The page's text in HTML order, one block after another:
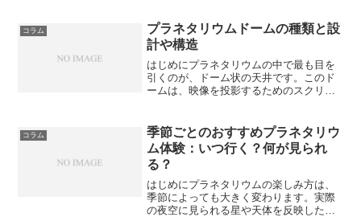
うか……。しかし、最近のプラネタリウ
ムは、子ども連れでも安心...
コラム
プラネタリウムドームの種類と設
計や構造
はじめにプラネタリウムの中で最も目を
引くのが、ドーム状の天井です。このド
ームは、映像を投影するためのスクリー
素材や形状、角度、反射率によって、観
客の体験は大きく変わりま...
コラム
季節ごとのおすすめプラネタリウ
ム体験：いつ行く？何が見られ
る？
はじめにプラネタリウムの楽しみ方は、
季節によっても大きく変わります。実際
の夜空に見られる星や天体を反映したプ